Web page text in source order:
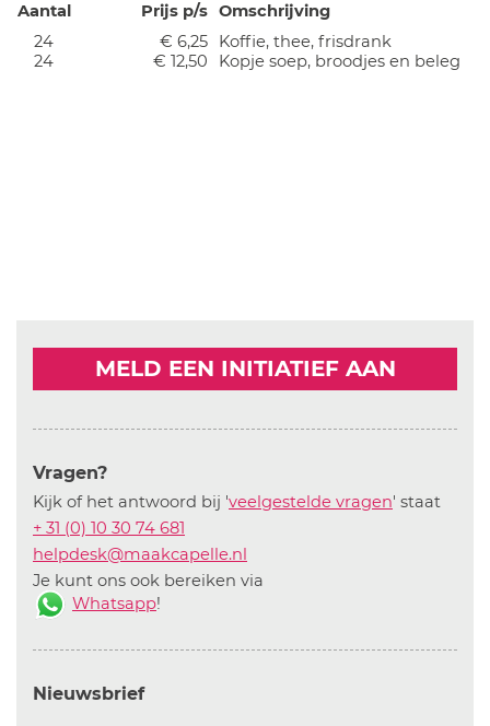
Aantal
Prijs p/s Omschrijving
24
€ 6,25
Koffie, thee, frisdrank
24
€ 12,50 Kopje soep, broodjes en beleg
MELD EEN INITIATIEF AAN
Vragen?
Kijk of het antwoord bij 'veelgestelde vragen' staat
+ 31 (0) 10 30 74 681
helpdesk@maakcapelle.nl
Je kunt ons ook bereiken via
Whatsapp!
Nieuwsbrief